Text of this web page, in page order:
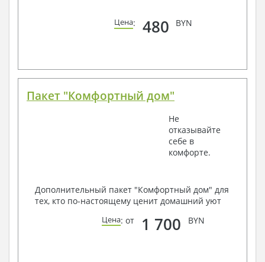
Цена: 480 BYN
Пакет "Комфортный дом"
Не
отказывайте
себе в
комфорте.
Дополнительный пакет "Комфортный дом" для
тех, кто по-настоящему ценит домашний уют
Цена: от 1 700 BYN